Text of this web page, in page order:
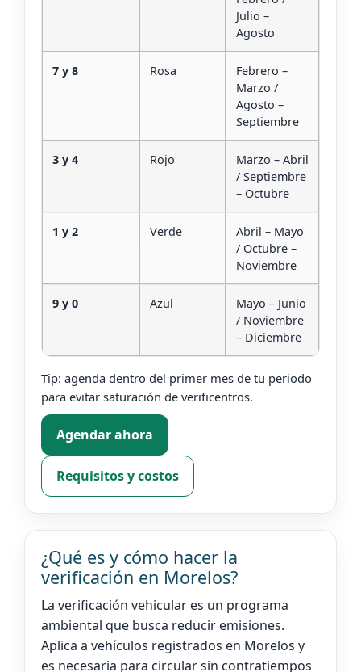
Julio –
Agosto
7 y 8 Rosa
Febrero –
Marzo /
Agosto –
Septiembre
3 y 4 Rojo
Marzo – Abril
/ Septiembre
– Octubre
1 y 2 Verde
Abril – Mayo
/ Octubre –
Noviembre
9 y 0 Azul
Mayo – Junio
/ Noviembre
– Diciembre
Tip: agenda dentro del primer mes de tu periodo
para evitar saturación de verificentros.
Agendar ahora
Requisitos y costos
¿Qué es y cómo hacer la
verificación en Morelos?
La verificación vehicular es un programa
ambiental que busca reducir emisiones.
Aplica a vehículos registrados en Morelos y
es necesaria para circular sin contratiempos